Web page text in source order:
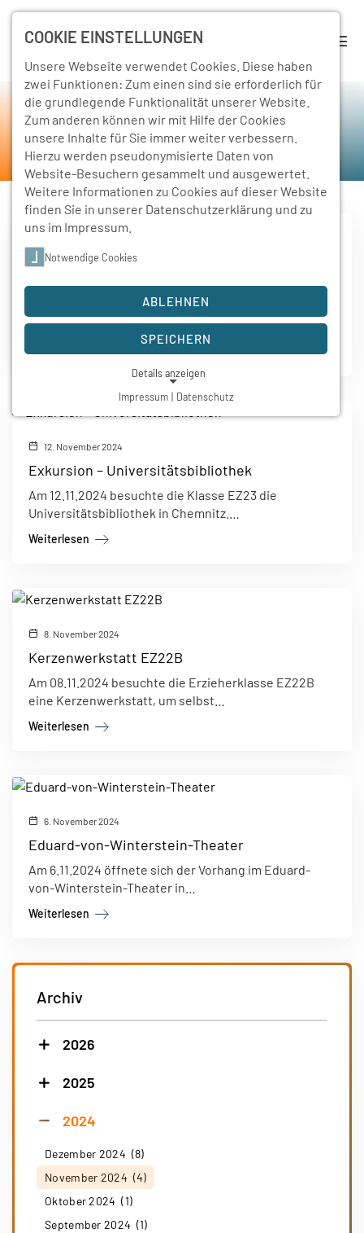
Rückschau
Home Schulleben Rückschau
29. November 2024
Theaterbesuch GN22
„Über Menschen“ – eine gelungene
Theatervorstellung des Theaters Zwickau-Plauen…
Weiterlesen
12. November 2024
Exkursion – Universitätsbibliothek
Am 12.11.2024 besuchte die Klasse EZ23 die
Universitätsbibliothek in Chemnitz.…
Weiterlesen
8. November 2024
Kerzenwerkstatt EZ22B
Am 08.11.2024 besuchte die Erzieherklasse EZ22B
eine Kerzenwerkstatt, um selbst…
Weiterlesen
6. November 2024
Eduard-von-Winterstein-Theater
Am 6.11.2024 öffnete sich der Vorhang im Eduard-
von-Winterstein-Theater in…
Weiterlesen
Archiv
2026
2025
2024
Dezember 2024 (8)
November 2024 (4)
Oktober 2024 (1)
September 2024 (1)
COOKIE EINSTELLUNGEN
Unsere Webseite verwendet Cookies. Diese haben
zwei Funktionen: Zum einen sind sie erforderlich für
die grundlegende Funktionalität unserer Website.
Zum anderen können wir mit Hilfe der Cookies
unsere Inhalte für Sie immer weiter verbessern.
Hierzu werden pseudonymisierte Daten von
Website-Besuchern gesammelt und ausgewertet.
Weitere Informationen zu Cookies auf dieser Website
finden Sie in unserer Datenschutzerklärung und zu
uns im Impressum
Notwendige Cookies
ABLEHNEN
SPEICHERN
Details anzeigen
NOTWENDIGE COOKIES
Notwendige Cookies ermöglichen grundlegende
Funktionen und sind für die einwandfreie Funktion der
Einverständnis-Cookie
cookie_consent
1 Jahr
Impressum | Datenschutz